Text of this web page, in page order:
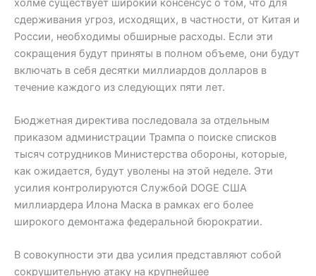
холме существует широкий консенсус о том, что для
сдерживания угроз, исходящих, в частности, от Китая и
России, необходимы обширные расходы. Если эти
сокращения будут приняты в полном объеме, они будут
включать в себя десятки миллиардов долларов в
течение каждого из следующих пяти лет.
Бюджетная директива последовала за отдельным
приказом администрации Трампа о поиске списков
тысяч сотрудников Министерства обороны, которые,
как ожидается, будут уволены на этой неделе. Эти
усилия контролируются Службой DOGE США
миллиардера Илона Маска в рамках его более
широкого демонтажа федеральной бюрократии.
В совокупности эти два усилия представляют собой
сокрушительную атаку на крупнейшее